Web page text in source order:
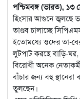
পশ্চিমবঙ্গ (ভারত), ১৩
হিংসার আগুনে জ্বলছে
তাণ্ডব চালাচ্ছে
ইতোমধ্যে ওদের তা-
লুটপাট করছে বাড়ি-ঘর,
বিরোধী অনেক
বাঁচার জন্য বহু স্থানেরা
তুলছেন।